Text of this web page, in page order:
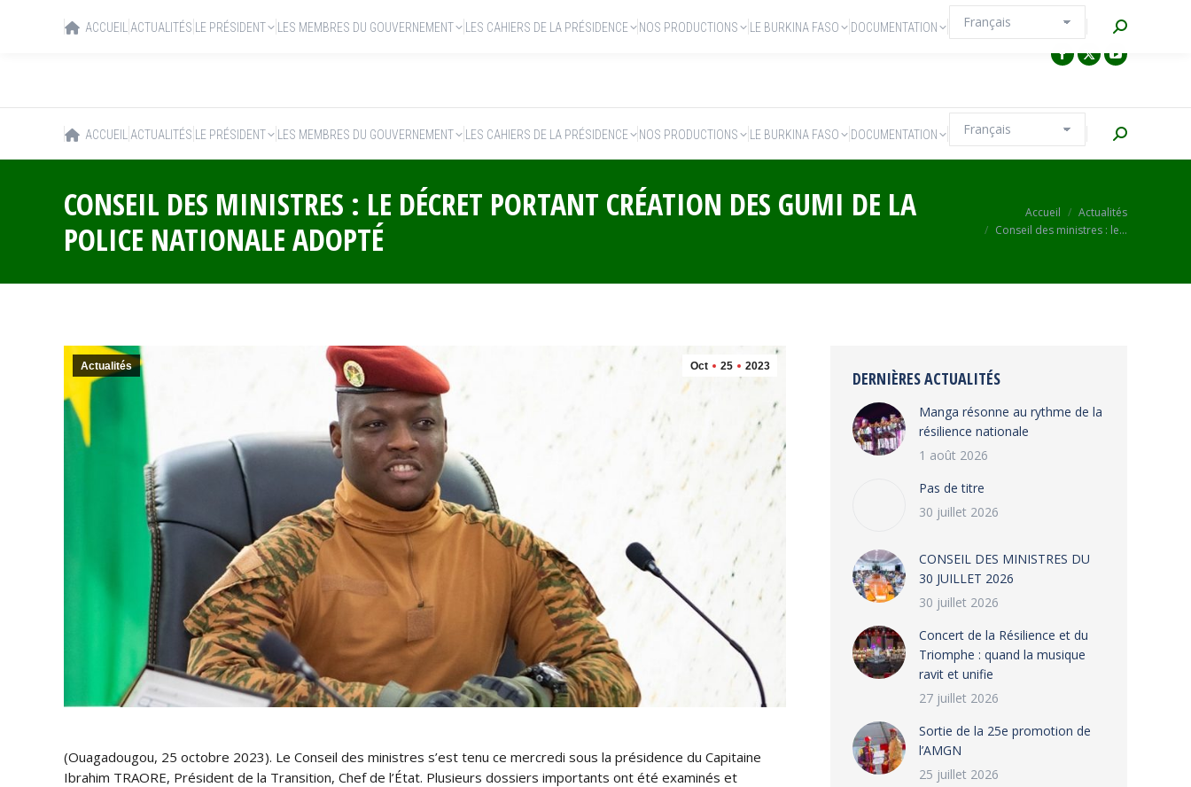
ACCUEIL ACTUALITÉS LE PRÉSIDENT LES MEMBRES DU GOUVERNEMENT LES CAHIERS DE LA PRÉSIDENCE NOS PRODUCTIONS LE BURKINA FASO DOCUMENTATION Recherche
CONSEIL DES MINISTRES : LE DÉCRET PORTANT CRÉATION DES GUMI DE LA
POLICE NATIONALE ADOPTÉ
Accueil
Actualités
Conseil des ministres : le…
Oct 25 2023
Actualités
(Ouagadougou, 25 octobre 2023). Le Conseil des ministres s’est tenu ce mercredi sous la présidence du Capitaine
Ibrahim TRAORE, Président de la Transition, Chef de l’État. Plusieurs dossiers importants ont été examinés et
DERNIÈRES ACTUALITÉS
Manga résonne au rythme de la
résilience nationale
1 août 2026
Pas de titre
30 juillet 2026
CONSEIL DES MINISTRES DU
30 JUILLET 2026
30 juillet 2026
‎​Concert de la Résilience et du
Triomphe : quand la musique
ravit et unifie
27 juillet 2026
‎Sortie de la 25e promotion de
l’AMGN
25 juillet 2026
ACCUEIL ACTUALITÉS LE PRÉSIDENT LES MEMBRES DU GOUVERNEMENT LES CAHIERS DE LA PRÉSIDENCE NOS PRODUCTIONS LE BURKINA FASO DOCUMENTATION Recherche